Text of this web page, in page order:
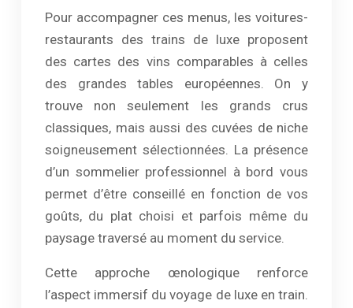
Pour accompagner ces menus, les voitures-
restaurants des trains de luxe proposent
des cartes des vins comparables à celles
des grandes tables européennes. On y
trouve non seulement les grands crus
classiques, mais aussi des cuvées de niche
soigneusement sélectionnées. La présence
d’un sommelier professionnel à bord vous
permet d’être conseillé en fonction de vos
goûts, du plat choisi et parfois même du
paysage traversé au moment du service.
Cette approche œnologique renforce
l’aspect immersif du voyage de luxe en train.